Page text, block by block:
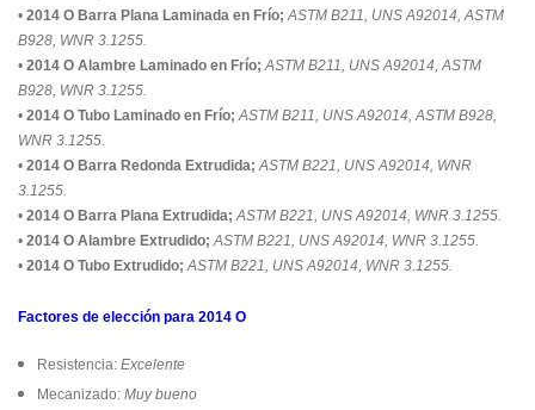
• 2014 O Barra Plana Laminada en Frío; ASTM B211, UNS A92014, ASTM
B928, WNR 3.1255.
• 2014 O Alambre Laminado en Frío; ASTM B211, UNS A92014, ASTM
B928, WNR 3.1255.
• 2014 O Tubo Laminado en Frío; ASTM B211, UNS A92014, ASTM B928,
WNR 3.1255.
• 2014 O Barra Redonda Extrudida; ASTM B221, UNS A92014, WNR
3.1255.
• 2014 O Barra Plana Extrudida; ASTM B221, UNS A92014, WNR 3.1255.
• 2014 O Alambre Extrudido; ASTM B221, UNS A92014, WNR 3.1255.
• 2014 O Tubo Extrudido; ASTM B221, UNS A92014, WNR 3.1255.
Factores de elección para 2014 O
Resistencia: Excelente
Mecanizado: Muy bueno